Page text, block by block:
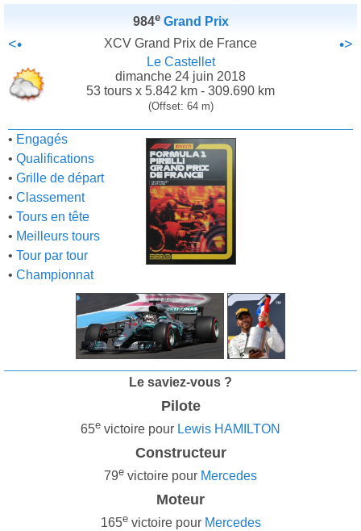
984e Grand Prix
<• XCV Grand Prix de France •>
Le Castellet
dimanche 24 juin 2018
53 tours x 5.842 km - 309.690 km
(Offset: 64 m)
• Engagés
• Qualifications
• Grille de départ
• Classement
• Tours en tête
• Meilleurs tours
• Tour par tour
• Championnat
Le saviez-vous ?
Pilote
65e victoire pour Lewis HAMILTON
Constructeur
79e victoire pour Mercedes
Moteur
165evictoire pour Mercedes